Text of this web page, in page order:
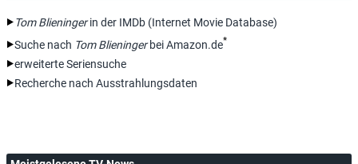
Tom Blieningerin der IMDb (Internet Movie Database)
Suche nach Tom Blieningerbei Amazon.de*
erweiterte Seriensuche
Recherche nach Ausstrahlungsdaten